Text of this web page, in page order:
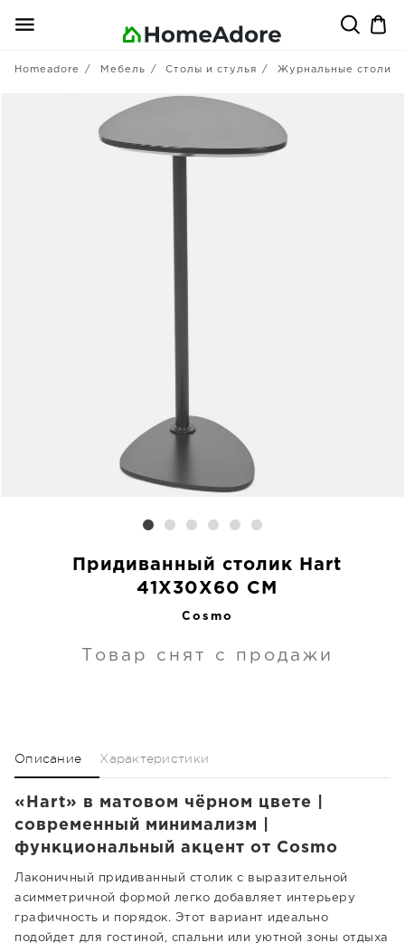
Homeadore Мебель Столы и стулья Журнальные столики
Придиванный столик Hart
41X30X60 CM
Cosmo
Товар снят с продажи
Описание Характеристики
«Hart» в матовом чёрном цвете |
современный минимализм |
функциональный акцент от Cosmo
Лаконичный придиванный столик с выразительной
асимметричной формой легко добавляет интерьеру
графичность и порядок. Этот вариант идеально
подойдет для гостиной, спальни или уютной зоны отдыха